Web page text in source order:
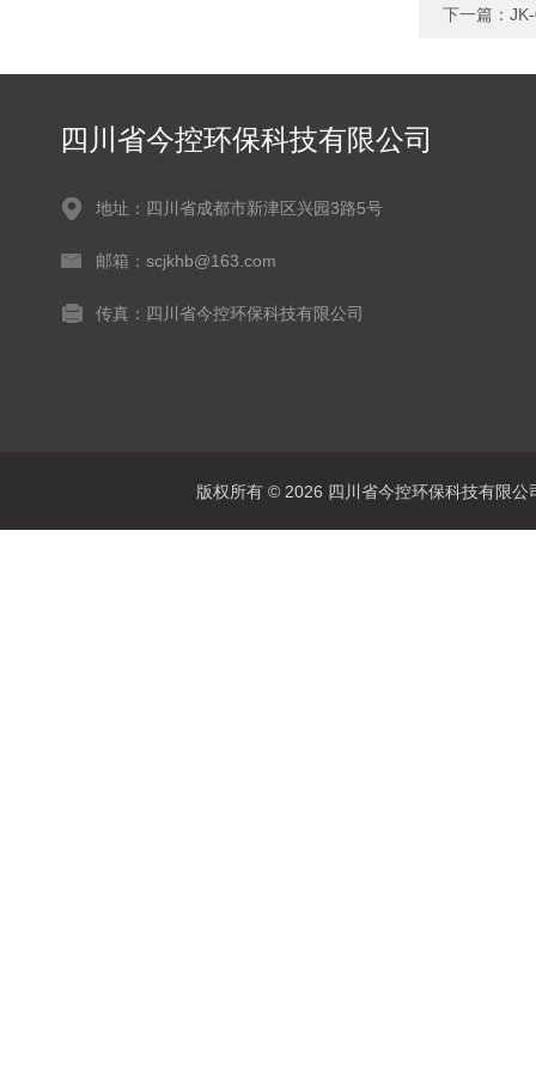
下一篇：
四川省今控环保科技有限公司
地址：四川省成都市新津区兴园3路5号
邮箱：scjkhb@163.com
传真：四川省今控环保科技有限公司
版权所有 © 2026 四川省今控环保科技有